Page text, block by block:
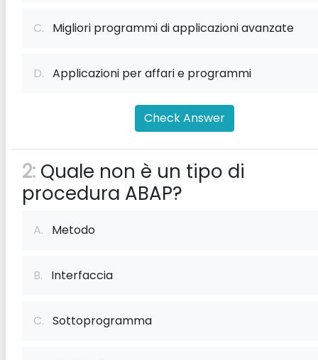
C. Migliori programmi di applicazioni avanzate
D. Applicazioni per affari e programmi
Check Answer
2: Quale non è un tipo di
procedura ABAP?
A. Metodo
B. Interfaccia
C. Sottoprogramma